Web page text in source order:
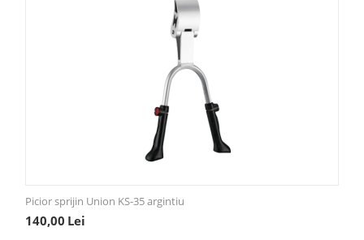
Picior sprijin Union KS-35 argintiu
140,00 Lei